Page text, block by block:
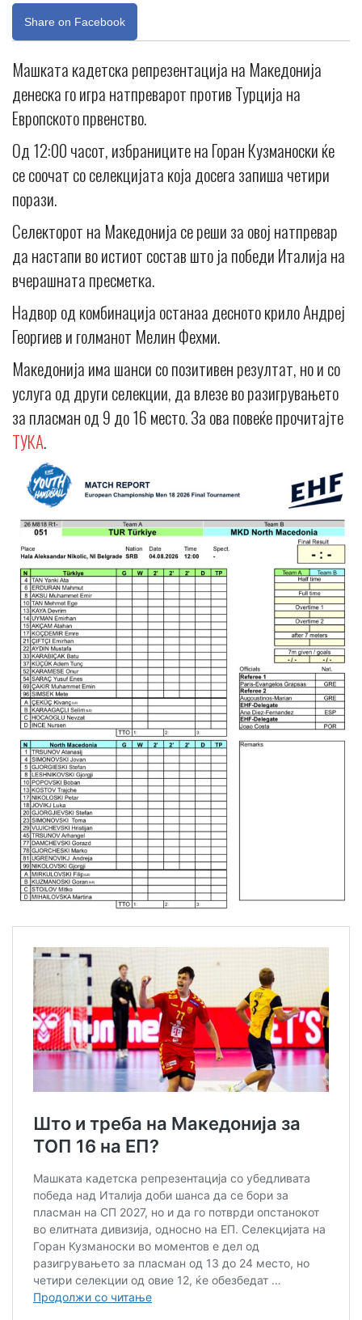
Share on Facebook
Машката кадетска репрезентација на Македонија
денеска го игра натпреварот против Турција на
Европското првенство.
Од 12:00 часот, избраниците на Горан Кузманоски ќе
се соочат со селекцијата која досега запиша четири
порази.
Селекторот на Македонија се реши за овој натпревар
да настапи во истиот состав што ја победи Италија на
вчерашната пресметка.
Надвор од комбинација останаа десното крило Андреј
Георгиев и голманот Мелин Фехми.
Македонија има шанси со позитивен резултат, но и со
услуга од други селекции, да влезе во разигрувањето
за пласман од 9 до 16 место. За ова повеќе прочитајте
ТУКА.